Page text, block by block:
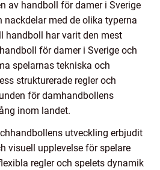
av handboll för damer i Sverige
nackdelar med de olika typerna
handboll har varit den mest
för damer i Sverige och
spelarnas tekniska och
strukturerade regler och
för damhandbollens
inom landet.
utveckling erbjudit
visuell upplevelse för spelare
regler och spelets dynamik